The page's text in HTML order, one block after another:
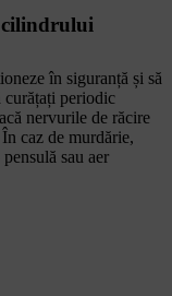
cilindrului
în siguranță și să
curățați periodic
nervurile de răcire
caz de murdărie,
sau aer